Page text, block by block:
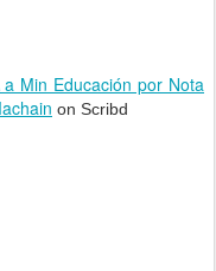
Min Educación por Nota
on Scribd